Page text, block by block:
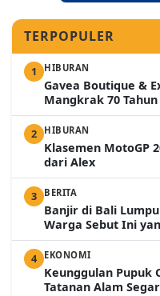
TERPOPULER
1 HIBURAN
Gavea Boutique &
Mangkrak 70
2 HIBURAN
Klasemen MotoGP
dari Alex
3 BERITA
Banjir di Bali
Warga Sebut Ini
4 EKONOMI
Keunggulan Pupuk
Tatanan Alam Segar